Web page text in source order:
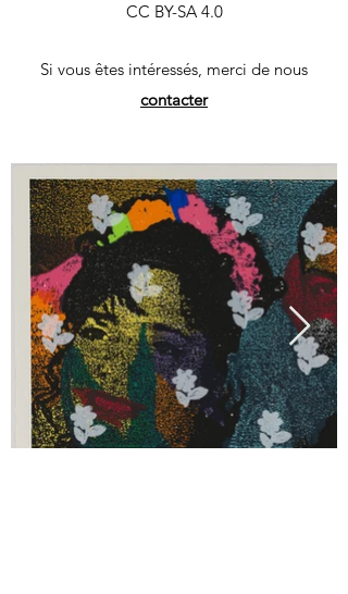
CC BY-SA 4.0
Si vous êtes intéressés, merci de nous
contacter